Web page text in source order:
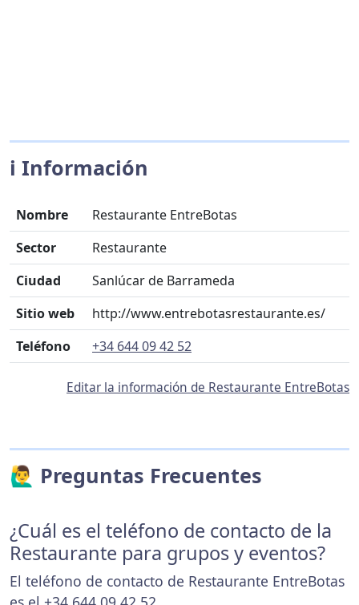
ℹ️ Información
Nombre
Restaurante EntreBotas
Sector
Restaurante
Ciudad
Sanlúcar de Barrameda
Sitio web
http://www.entrebotasrestaurante.es/
Teléfono
+34 644 09 42 52
Editar la información de Restaurante EntreBotas
🙋‍♂️ Preguntas Frecuentes
¿Cuál es el teléfono de contacto de la
Restaurante para grupos y eventos?
El teléfono de contacto de Restaurante EntreBotas